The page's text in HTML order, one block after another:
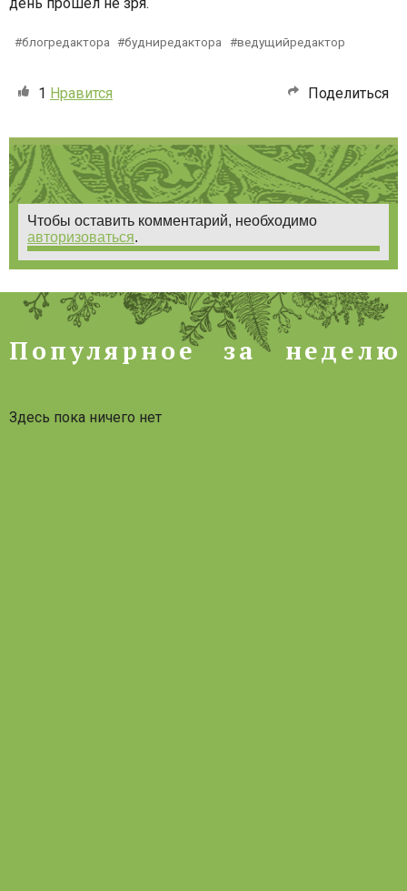
блогредактора будниредактора ведущийредактор
1 Нравится Поделиться
Чтобы оставить комментарий, необходимо
авторизоваться.
Популярное за неделю
Популярное за неделю
Здесь пока ничего нет